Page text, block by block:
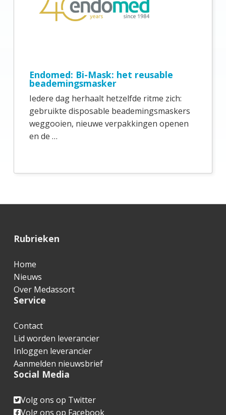
Endomed: Bi-Mask: het reusable
beademingsmasker
Iedere dag herhaalt hetzelfde ritme zich:
gebruikte disposable beademingsmaskers
weggooien, nieuwe verpakkingen openen
en de …
Rubrieken
Home
Nieuws
Over Medassort
Service
Contact
Lid worden leverancier
Inloggen leverancier
Aanmelden nieuwsbrief
Social Media
Volg ons op Twitter
Volg ons op Facebook